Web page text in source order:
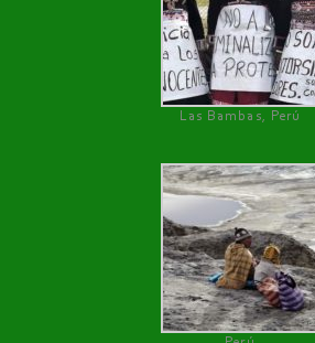
Las Bambas, Perú